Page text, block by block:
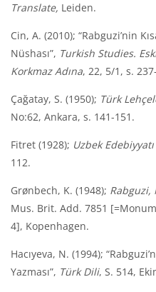
Translate, Leiden.
Cin, A. (2010); “Rabguzi’nin
Nüshası”, Turkish Studies.
Korkmaz Adına, 22, 5/1, s.
Çağatay, S. (1950); Türk
No:62, Ankara, s. 141-151.
Fitret (1928); Uzbek
112.
Grønbech, K. (1948); Rabguzi,
Mus. Brit. Add. 7851
4], Kopenhagen.
Hacıyeva, N. (1994);
Yazması”, Türk Dili, S. 514,